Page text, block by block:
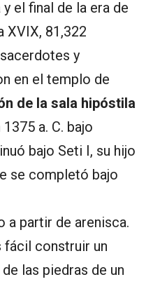
el final de la era de
XVIX, 81,322
y
en el templo de
de la sala hipóstila
a. C. bajo
bajo Seti I, su hijo
se completó bajo
a partir de arenisca.
fácil construir un
las piedras de un